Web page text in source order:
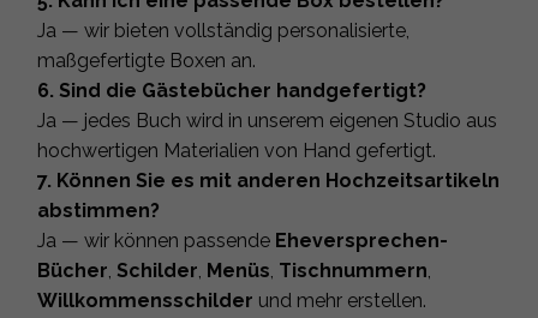
Ja — wir bieten vollständig personalisierte,
maßgefertigte Boxen an.
6. Sind die Gästebücher handgefertigt?
Ja — jedes Buch wird in unserem eigenen Studio aus
hochwertigen Materialien von Hand gefertigt.
7. Können Sie es mit anderen Hochzeitsartikeln
abstimmen?
Ja — wir können passende Eheversprechen-
Bücher, Schilder, Menüs, Tischnummern,
Willkommensschilder und mehr erstellen.